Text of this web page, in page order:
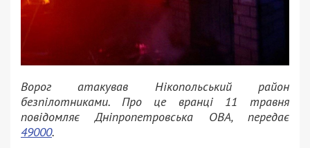
Ворог атакував Нікопольський район
безпілотниками. Про це вранці 11 травня
повідомляє Дніпропетровська ОВА, передає
49000.